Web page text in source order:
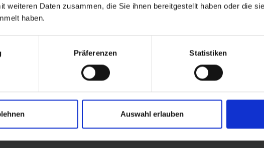
weiteren Daten zusammen, die Sie ihnen bereitgestellt haben oder die
haben.
Präferenzen Statistiken
Auswahl erlauben
Für Fahrradreifen in der Größe 20" Zoll (ETRTO 23→25-451). Hält die Luft
die sich millionenfach bewährt hat.